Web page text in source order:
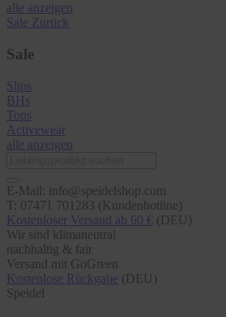
alle anzeigen
Sale Zurück
Sale
Slips
BHs
Tops
Activewear
alle anzeigen
E-Mail: info@speidelshop.com
T: 07471 701283 (Kundenhotline)
Kostenloser Versand ab 60 € (DEU)
Wir sind klimaneutral
nachhaltig & fair
Versand mit GoGreen
Kostenlose Rückgabe (DEU)
Speidel